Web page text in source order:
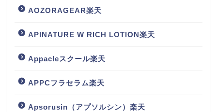
AOZORAGEAR楽天
APINATURE W RICH LOTION楽天
Appacleスクール楽天
APPCフラセラム楽天
Apsorusin（アプソルシン）楽天